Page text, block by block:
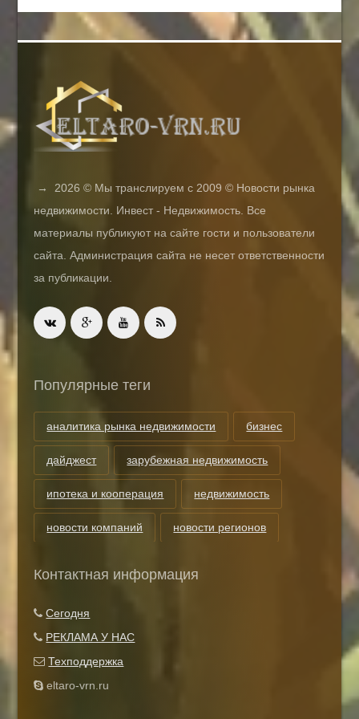
→ 2026 © Мы транслируем с 2009 © Новости рынка
недвижимости. Инвест - Недвижимость. Все
материалы публикуют на сайте гости и пользователи
сайта. Администрация сайта не несет ответственности
за публикации.
Популярные теги
аналитика рынка недвижимости бизнес
дайджест зарубежная недвижимость
ипотека и кооперация недвижимость
новости компаний новости регионов
Контактная информация
Сегодня
РЕКЛАМА У НАС
Техподдержка
eltaro-vrn.ru